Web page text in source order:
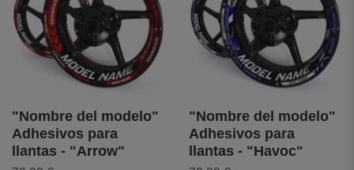
"Nombre del modelo"
Adhesivos para
llantas - "Arrow"
"Nombre del modelo"
Adhesivos para
llantas - "Havoc"